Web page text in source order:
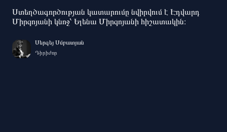
Ստեղծագործության կատարումը նվիրվում է Էդվարդ
Միրզոյանի կնոջ՝ Ելենա Միրզոյանի հիշատակին։
Սերգեյ Սմբատյան
Դիրիժոր